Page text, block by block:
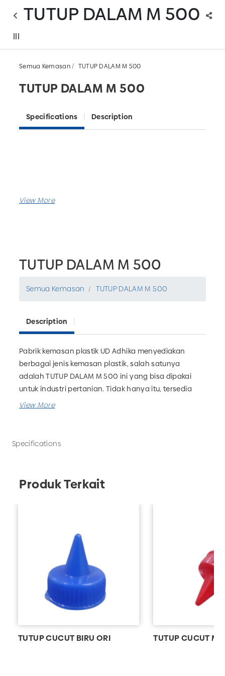
TUTUP DALAM M 500
Semua Kemasan TUTUP DALAM M 500
TUTUP DALAM M 500
Specifications Description
TUTUP DALAM M 500
Semua Kemasan TUTUP DALAM M 500
Description
Pabrik kemasan plastik UD Adhika menyediakan
berbagai jenis kemasan plastik, salah satunya
adalah TUTUP DALAM M 500 ini yang bisa dipakai
untuk industri pertanian. Tidak hanya itu, tersedia
juga botol pupuk, kemasan alumunium, galon, botol
bisnis Anda. Tunggu apa lagi? Segera hubungi UD
Specifications
Produk Terkait
TUTUP CUCUT BIRU ORI TUTUP CUCUT